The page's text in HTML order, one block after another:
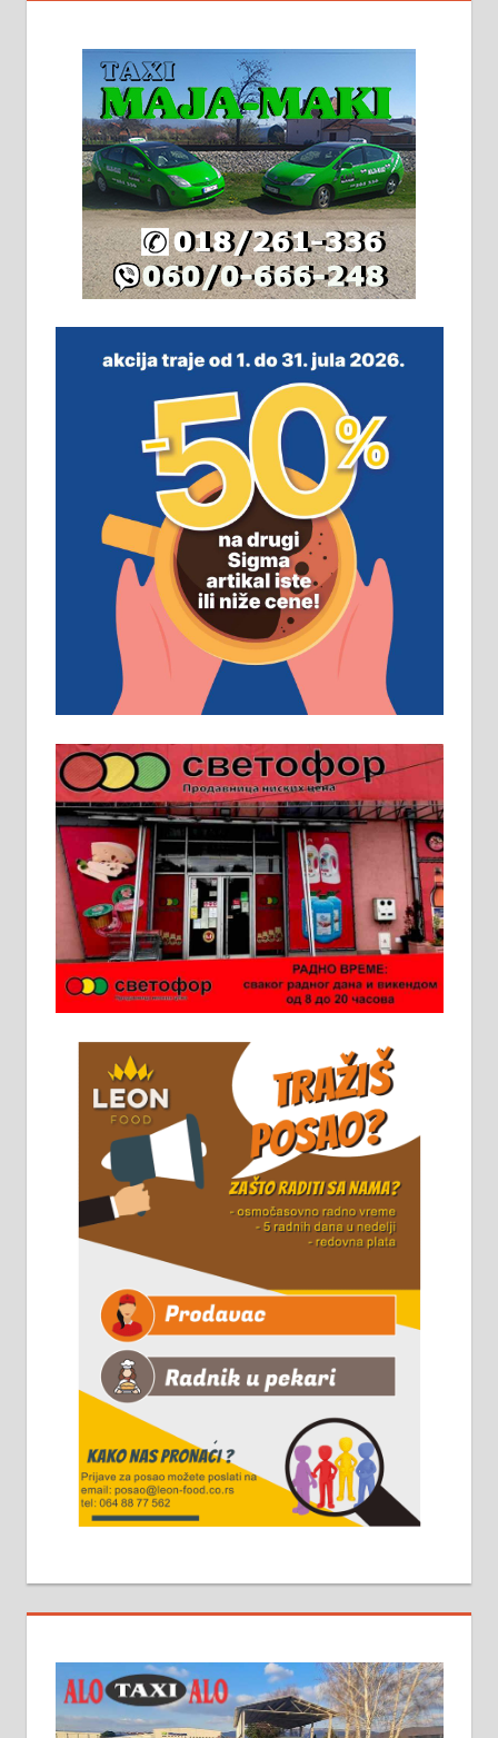
На продају кућа у Алексинцу,
стамбене целине једна уз другу.
2х150м2, две гараже, централно
грејање на гас и дрва. Две
адресе. 063/71-74-023
Издајем комплетно опремљену
халу на Житковачком путу, на
плацу површине око 7 ари.
064/321-80-51; 063/102-35-25
незавршена кућа површине 160
м2 са плацем од 8 ари у Зеленом
виру у Алексинцу. Могућа
замена. 064/21-63-584
ПОСЛОВНИ ОГЛАСИ
Рудник и флотација Рудник
д.о.о. Рудник запошљава 20
помоћника рудара. Услови:
Основна школа, пожељно радно
искуство на истим и сличним
пословима, али не и неопходан
услов. Обезбеђен смештај,
превоз, исхрана. 032/57-41-122 –
локал 22
Пружам услуге завршних радова
у грађевини, хидроизолације и
молерских радова. 061/25-28-058
Ало таксију потребан возач са Б
категоријом. 064/02-85-511
Потребна два радника за рад на
стоваришту „Липа промет” у
Алексинцу. За више
информација доћи лично на
стовариште у улици Максима
Горког 26 сваког радног дана од
8 до 15 часова. 063/465-045
Чистим све врсте димњака.
061/32-13-445